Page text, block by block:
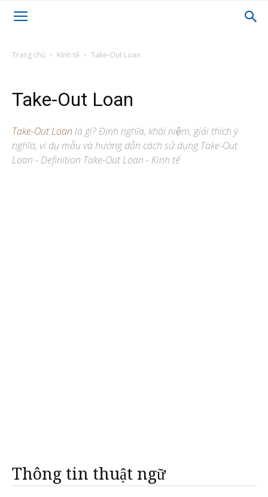
Trang chủ Kinh tế Take-Out Loan
Take-Out Loan
Take-Out Loan là gì? Định nghĩa, khái niệm, giải thích ý
nghĩa, ví dụ mẫu và hướng dẫn cách sử dụng Take-Out
Loan - Definition Take-Out Loan - Kinh tế
Thông tin thuật ngữ